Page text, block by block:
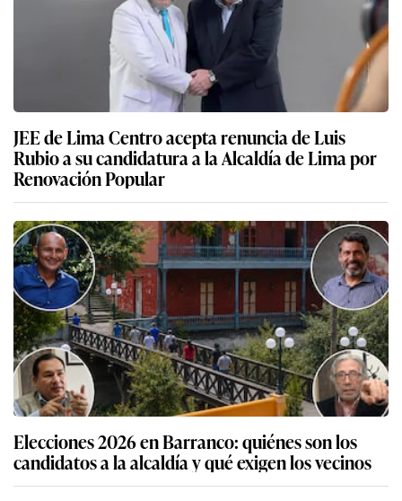
JEE de Lima Centro acepta renuncia de Luis
Rubio a su candidatura a la Alcaldía de Lima por
Renovación Popular
Elecciones 2026 en Barranco: quiénes son los
candidatos a la alcaldía y qué exigen los vecinos